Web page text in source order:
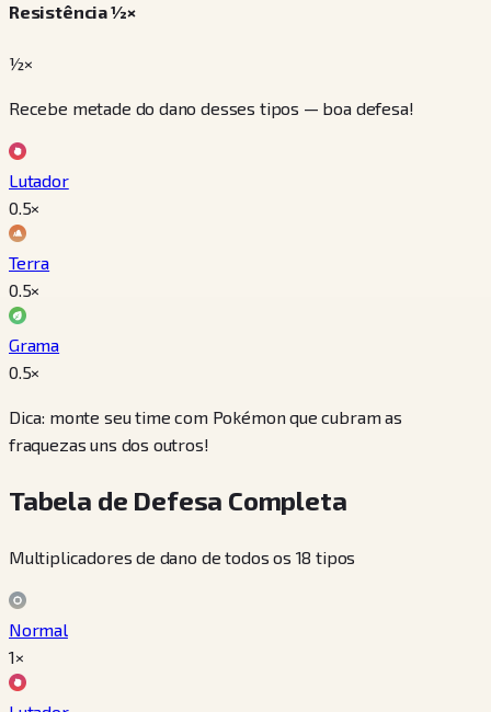
Resistência ½×
½×
Recebe metade do dano desses tipos — boa defesa!
Lutador
0.5×
Terra
0.5×
Grama
0.5×
Dica: monte seu time com Pokémon que cubram as
fraquezas uns dos outros!
Tabela de Defesa Completa
Multiplicadores de dano de todos os 18 tipos
Normal
1×